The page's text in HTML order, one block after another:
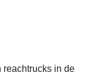
reachtrucks in de